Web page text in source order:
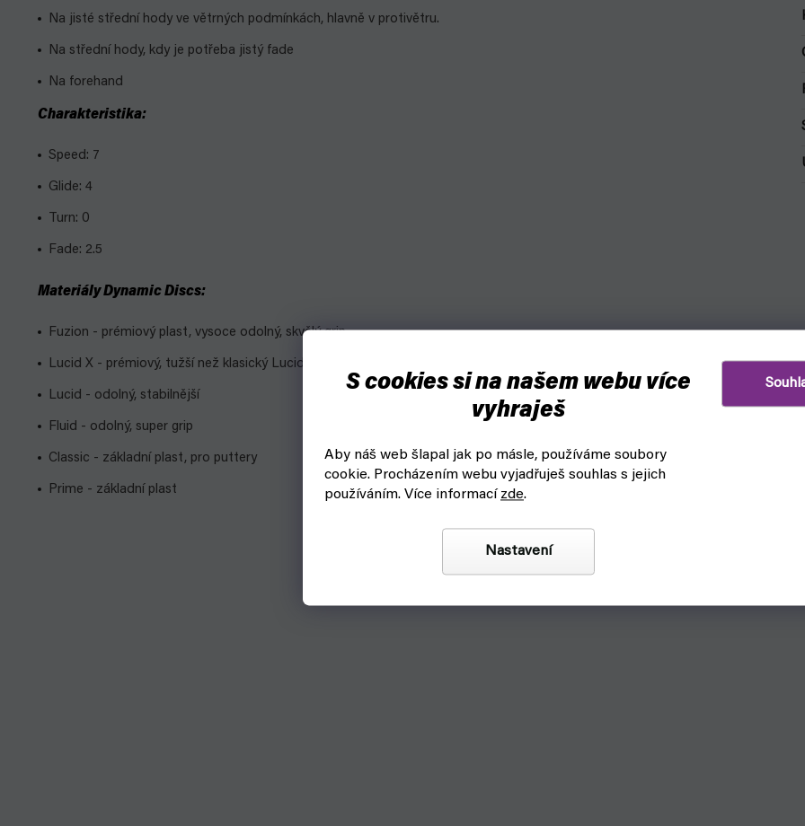
S cookies si na našem webu více
vyhraješ
Aby náš web šlapal jak po másle, používáme soubory
cookie. Procházením webu vyjadřuješ souhlas s jejich
používáním. Více informací zde.
Nastavení
Na jisté střední hody ve větrných podmínkách, hlavně v protivětru.
Na střední hody, kdy je potřeba jistý fade
Na forehand
Charakteristika:
Speed: 7
Glide: 4
Turn: 0
Fade: 2.5
Materiály Dynamic Discs:
Fuzion - prémiový plast, vysoce odolný, skvělý grip
Lucid X - prémiový, tužší než klasický Lucid, vyrobený pro singature disky
Lucid - odolný, stabilnější
Fluid - odolný, super grip
Classic - základní plast, pro puttery
Prime - základní plast